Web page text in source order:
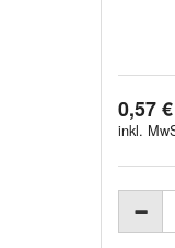
0,57 €
inkl.